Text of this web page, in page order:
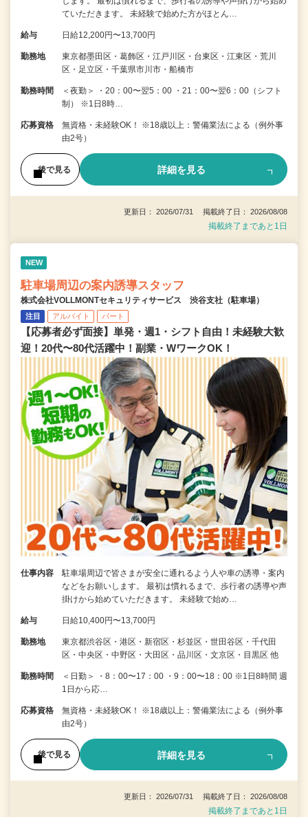
ていただきます。 未経験で始めた方がほとん…
給与 日給12,200円〜13,700円
勤務地
東京都墨田区・葛飾区・江戸川区・台東区・江東区・荒川
区・足立区・千葉県市川市・船橋市
勤務時間
＜夜勤＞ ・20：00〜翌5：00 ・21：00〜翌6：00（シフト
制） ※1日8時…
応募資格
無資格・未経験OK！ ※18歳以上：警備業法による（例外事
由2号）
後で見る 詳細を見る
更新日： 2026/07/31 掲載終了日： 2026/08/08
掲載終了まであと1日
NEW
駐車場周辺の案内誘導スタッフ
株式会社VOLLMONTセキュリティサービス 渋谷支社（駐車場）
注目 アルバイト パート
【応募者必ず面接】単発・週1・シフト自由！未経験大歓
迎！20代〜80代活躍中！副業・WワークOK！
仕事内容
駐車場周辺で皆さまが安全に通れるよう人や車の誘導・案内
などをお願いします。 最初は慣れるまで、歩行者の誘導や声
掛けから始めていただきます。 未経験で始め…
給与 日給10,400円〜13,700円
勤務地
東京都渋谷区・港区・新宿区・杉並区・世田谷区・千代田
区・中央区・中野区・大田区・品川区・文京区・目黒区 他
勤務時間
＜日勤＞ ・8：00〜17：00 ・9：00〜18：00 ※1日8時間 週
1日から応…
応募資格
無資格・未経験OK！ ※18歳以上：警備業法による（例外事
由2号）
後で見る 詳細を見る
更新日： 2026/07/31 掲載終了日： 2026/08/08
掲載終了まであと1日